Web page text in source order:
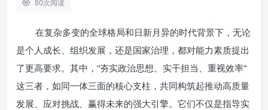
80次阅读
在复杂多变的全球格局和日新月异的时代背景下，无论
是个人成长、组织发展，还是国家治理，都对能力素质提出
了更高要求。其中，“夯实政治思想、实干担当、重视效率”
这三者，如同一体三面的核心支柱，共同构筑起推动高质量
发展、应对挑战、赢得未来的强大引擎。它们不仅是指导实